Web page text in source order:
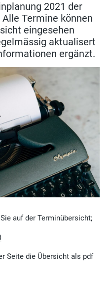
2021 der
Termine können
eingesehen
aktualisert
ergänzt.
auf der Terminübersicht;
Seite die Übersicht als pdf